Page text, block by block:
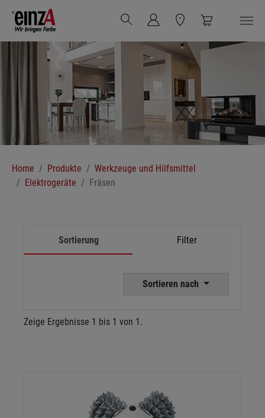
Zum Hauptinhalt springen
Home Produkte
Werkzeuge und Hilfsmittel
Elektrogeräte
Fräsen
Sortierung Filter
Sortieren nach
Zeige Ergebnisse 1 bis 1 von 1.